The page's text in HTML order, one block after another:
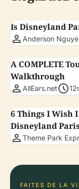
Is Disneyland
person Anderson
A COMPLETE
Walkthrough
person AllEars.netschedule
6 Things I Wish I
Disneyland
person Theme Park
FAITES DE LA